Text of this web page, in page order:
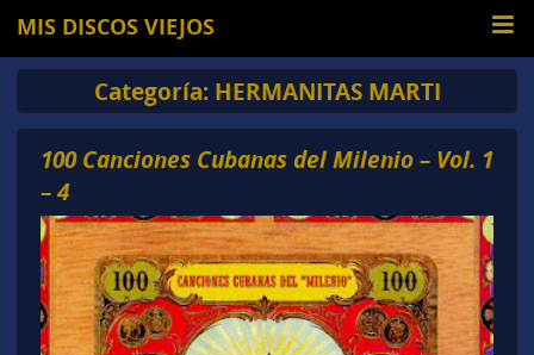
MIS DISCOS VIEJOS
Categoría: HERMANITAS MARTI
100 Canciones Cubanas del Milenio – Vol. 1
– 4